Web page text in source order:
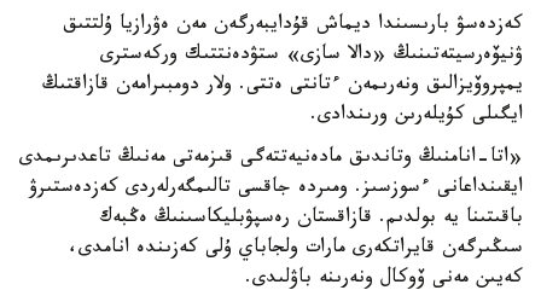
كەزدەسۋ بارىسىندا ديماش قۇدايبەرگەن مەن ەۋرازيا ۇلتتىق
ۋنيۆەرسيتەتىنىڭ «دالا سازى» ستۋدەنتتىك وركەسترى
يمپروۆيزالىق ونەرىمەن ءتانتى ەتتى. ولار دومبىرامەن قازاقتىڭ
ايگىلى كۇيلەرىن ورىندادى.
«اتا-انامنىڭ وتاندىق مادەنيەتتەگى قىزمەتى مەنىڭ تاعدىرىمدى
ايقىنداعانى ءسوزسىز. ومىردە جاقسى تالىمگەرلەردى كەزدەستىرۋ
باقىتىنا يە بولدىم. قازاقستان رەسپۋبليكاسىنىڭ ەڭبەك
سىڭىرگەن قايراتكەرى مارات ولجاباي ۇلى كەزىندە انامدى،
كەيىن مەنى ۆوكال ونەرىنە باۋلىدى.